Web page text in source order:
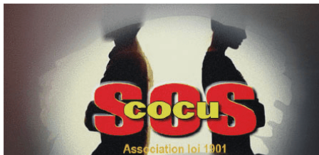
SOS cocu
SOS cocu est une association loi 1901 dont l'objet est le soutien aux victimes d'adultère.
Pouvoir parler, se confier, recevoir un soutien moral pour traverser une situation
personnelle douloureuse